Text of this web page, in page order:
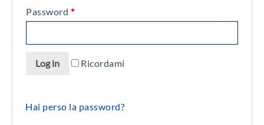
Password *
Log in Ricordami
Hai perso la password?